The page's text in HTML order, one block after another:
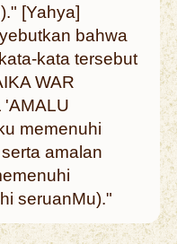
[Yahya]
bahwa
kata tersebut
WAR
'AMALU
memenuhi
amalan
seruanMu)."